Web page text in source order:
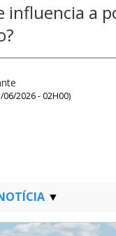
influencia a
06/2026 - 02H00)